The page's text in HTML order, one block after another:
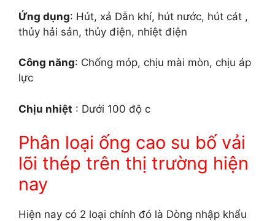
Ứng dụng: Hút, xả Dẫn khí, hút nước, hút cát ,
thủy hải sản, thủy điện, nhiệt điện
Công năng: Chống móp, chịu mài mòn, chịu áp
lực
Chịu nhiệt : Dưới 100 độ c
Phân loại ống cao su bố vải
lõi thép trên thị trường hiện
nay
Hiện nay có 2 loại chính đó là Dòng nhập khẩu